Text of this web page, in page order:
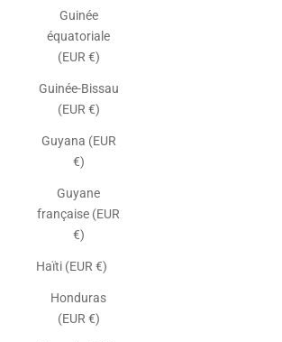
Guinée
équatoriale
(EUR €)
Guinée-Bissau
(EUR €)
Guyana (EUR
€)
Guyane
française (EUR
€)
Haïti (EUR €)
Honduras
(EUR €)